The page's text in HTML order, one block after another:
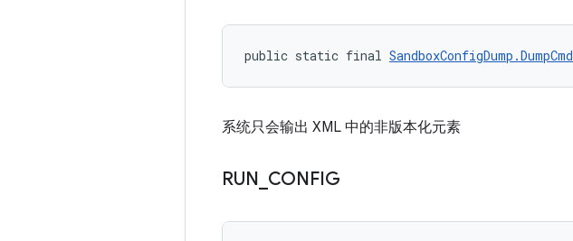
public static final SandboxConfigDump.DumpCmd
系统只会输出 XML 中的非版本化元素
RUN CONFIG